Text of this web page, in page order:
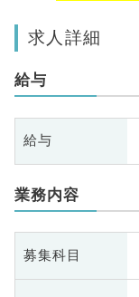
求人詳細
給与
給与
業務内容
募集科目